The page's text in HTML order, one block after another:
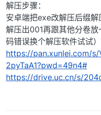
解压步骤：
安卓端把exe改解压后缀解
解压出001再跟其他分卷
码错误换个解压软件试试）
https://pan.xunlei.com/s/
2pyTaA1?pwd=49n4#
https://drive.uc.cn/s/